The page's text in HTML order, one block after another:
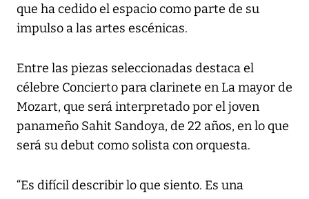
que ha cedido el espacio como parte de su
impulso a las artes escénicas.
Entre las piezas seleccionadas destaca el
célebre Concierto para clarinete en La mayor de
Mozart, que será interpretado por el joven
panameño Sahit Sandoya, de 22 años, en lo que
será su debut como solista con orquesta.
“Es difícil describir lo que siento. Es una